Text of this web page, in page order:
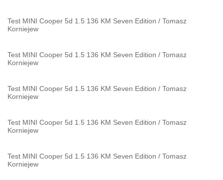
Test MINI Cooper 5d 1.5 136 KM Seven Edition / Tomasz
Korniejew
Test MINI Cooper 5d 1.5 136 KM Seven Edition / Tomasz
Korniejew
Test MINI Cooper 5d 1.5 136 KM Seven Edition / Tomasz
Korniejew
Test MINI Cooper 5d 1.5 136 KM Seven Edition / Tomasz
Korniejew
Test MINI Cooper 5d 1.5 136 KM Seven Edition / Tomasz
Korniejew